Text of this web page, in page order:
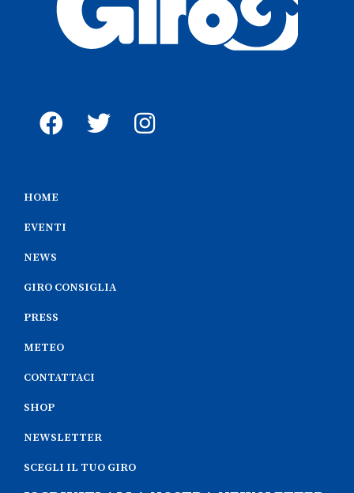
HOME
EVENTI
NEWS
GIRO CONSIGLIA
PRESS
METEO
CONTATTACI
SHOP
NEWSLETTER
SCEGLI IL TUO GIRO